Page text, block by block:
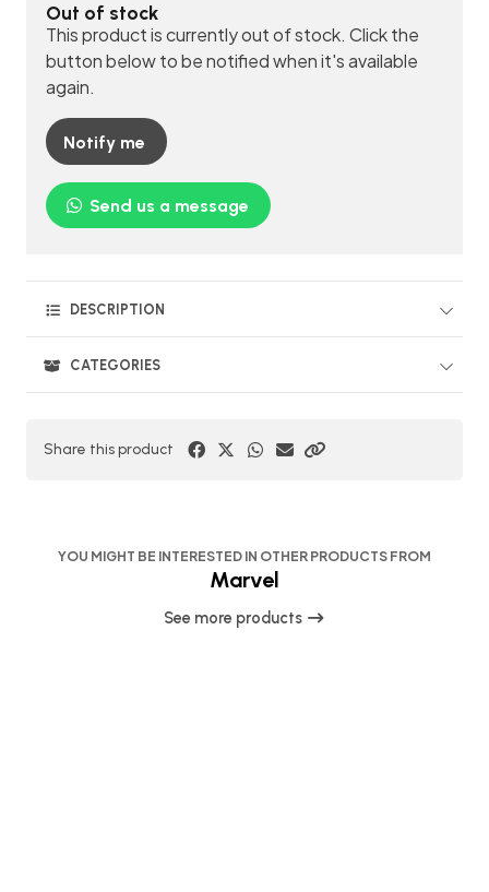
Out of stock
This product is currently out of stock. Click the
button below to be notified when it's available
again.
Notify me
Send us a message
DESCRIPTION
CATEGORIES
Share this product
YOU MIGHT BE INTERESTED IN OTHER PRODUCTS FROM
Marvel
See more products